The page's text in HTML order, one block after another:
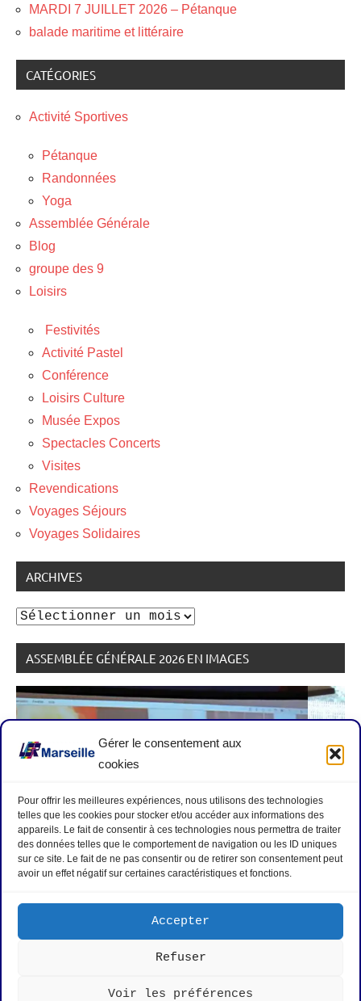
Gérer le consentement aux
cookies
Pour offrir les meilleures expériences, nous utilisons des technologies
telles que les cookies pour stocker et/ou accéder aux informations des
appareils. Le fait de consentir à ces technologies nous permettra de traiter
des données telles que le comportement de navigation ou les ID uniques
sur ce site. Le fait de ne pas consentir ou de retirer son consentement peut
avoir un effet négatif sur certaines caractéristiques et fonctions.
Accepter
Refuser
Voir les préférences
MARDI 7 JUILLET 2026 – Pétanque
balade maritime et littéraire
CATÉGORIES
Activité Sportives
Pétanque
Randonnées
Yoga
Assemblée Générale
Blog
groupe des 9
Loisirs
Festivités
Activité Pastel
Conférence
Loisirs Culture
Musée Expos
Spectacles Concerts
Visites
Revendications
Voyages Séjours
Voyages Solidaires
ARCHIVES
Archives
ASSEMBLÉE GÉNÉRALE 2026 EN IMAGES